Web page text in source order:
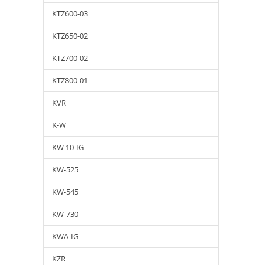
KTZ600-03
KTZ650-02
KTZ700-02
KTZ800-01
KVR
K-W
KW 10-IG
KW-525
KW-545
KW-730
KWA-IG
KZR